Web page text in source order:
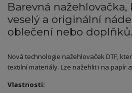
Barevná
veselý a originální
oblečení nebo doplňků.
Nová technologie nažehlovaček DTF,
textilní materiály. Lze nažehlit i na papír
Vlastnosti: